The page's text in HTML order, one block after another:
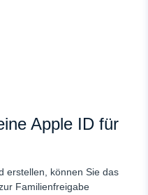
Apple ID für
erstellen, können Sie das
Familienfreigabe